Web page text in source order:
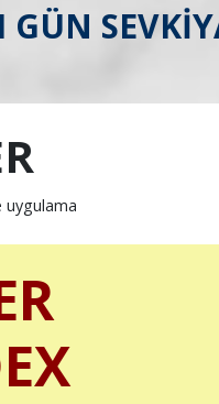
uygulama